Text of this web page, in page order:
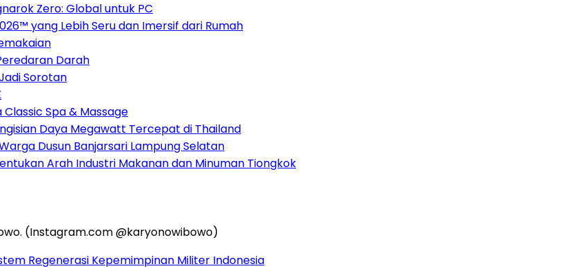
Zero: Global untuk PC
yang Lebih Seru dan Imersif dari Rumah
Darah
Sorotan
Spa & Massage
Daya Megawatt Tercepat di Thailand
Dusun Banjarsari Lampung Selatan
Arah Industri Makanan dan Minuman Tiongkok
Regenerasi Kepemimpinan Militer Indonesia